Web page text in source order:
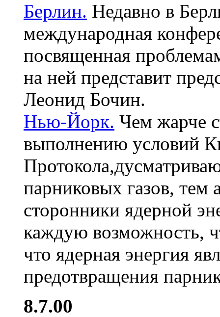
Берлин. Недавно в
международная
посвященная
на ней представит
Леонид Бочин.
Нью-Йорк. Чем жарче
выполнению условий
парниковых газов, тем
сторонники ядерной
каждую возможность,
что ядерная энергия
предотвращения
8.7.00